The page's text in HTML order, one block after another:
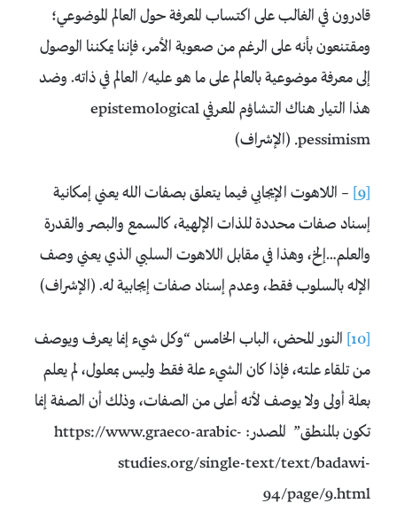
قادرون في الغالب على اكتساب المعرفة حول العالم الموضوعي؛
ومقتنعون بأنه على الرغم من صعوبة الأمر، فإننا يمكننا الوصول
إلى معرفة موضوعية بالعالم على ما هو عليه/ العالم في ذاته. وضد
هذا التيار هناك التشاؤم المعرفي epistemological
pessimism. (الإشراف)
[9]
– اللاهوت الإيجابي فيما يتعلق بصفات الله يعني إمكانية
إسناد صفات محددة للذات الإلهية، كالسمع والبصر والقدرة
والعلم…إلخ، وهذا في مقابل اللاهوت السلبي الذي يعني وصف
الإله بالسلوب فقط، وعدم إسناد صفات إيجابية له. (الإشراف)
[10]
النور المحض، الباب الخامس “وكل شيء إنما يعرف ويوصف
من تلقاء علته، فإذا كان الشيء علة فقط وليس بمعلول، لم يعلم
بعلة أولى ولا يوصف لأنه أعلى من الصفات، وذلك أن الصفة إنما
تكون بالمنطق” المصدر: https://www.graeco-arabic-
studies.org/single-text/text/badawi-
94/page/9.html